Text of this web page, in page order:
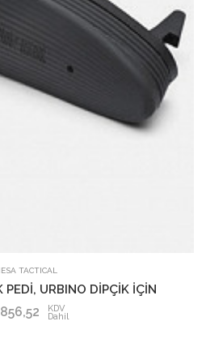
SEPETE EKLE
TACTICAL
PEDİ, URBINO DİPÇİK İÇİN
KDV
Dahil